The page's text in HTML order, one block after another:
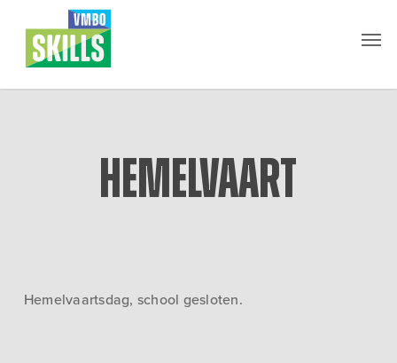
Hemelvaart
Hemelvaartsdag, school gesloten.